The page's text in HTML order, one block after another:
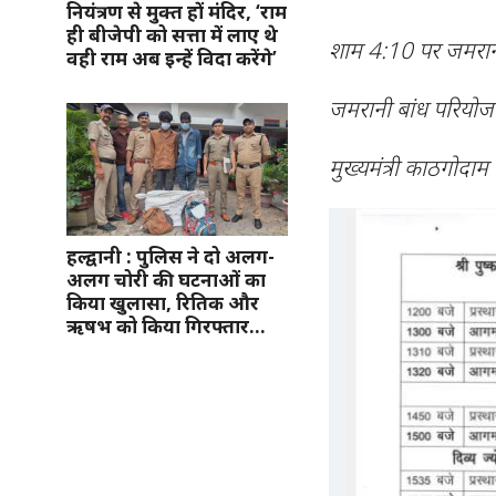
नियंत्रण से मुक्त हों मंदिर, ‘राम
ही बीजेपी को सत्ता में लाए थे
वही राम अब इन्हें विदा करेंगे’
हल्द्वानी : पुलिस ने दो अलग-
अलग चोरी की घटनाओं का
किया खुलासा, रितिक और
ऋषभ को किया गिरफ्तार…
शाम 4:10 पर
जमरानी बांध
मुख्यमंत्री काठगोदाम